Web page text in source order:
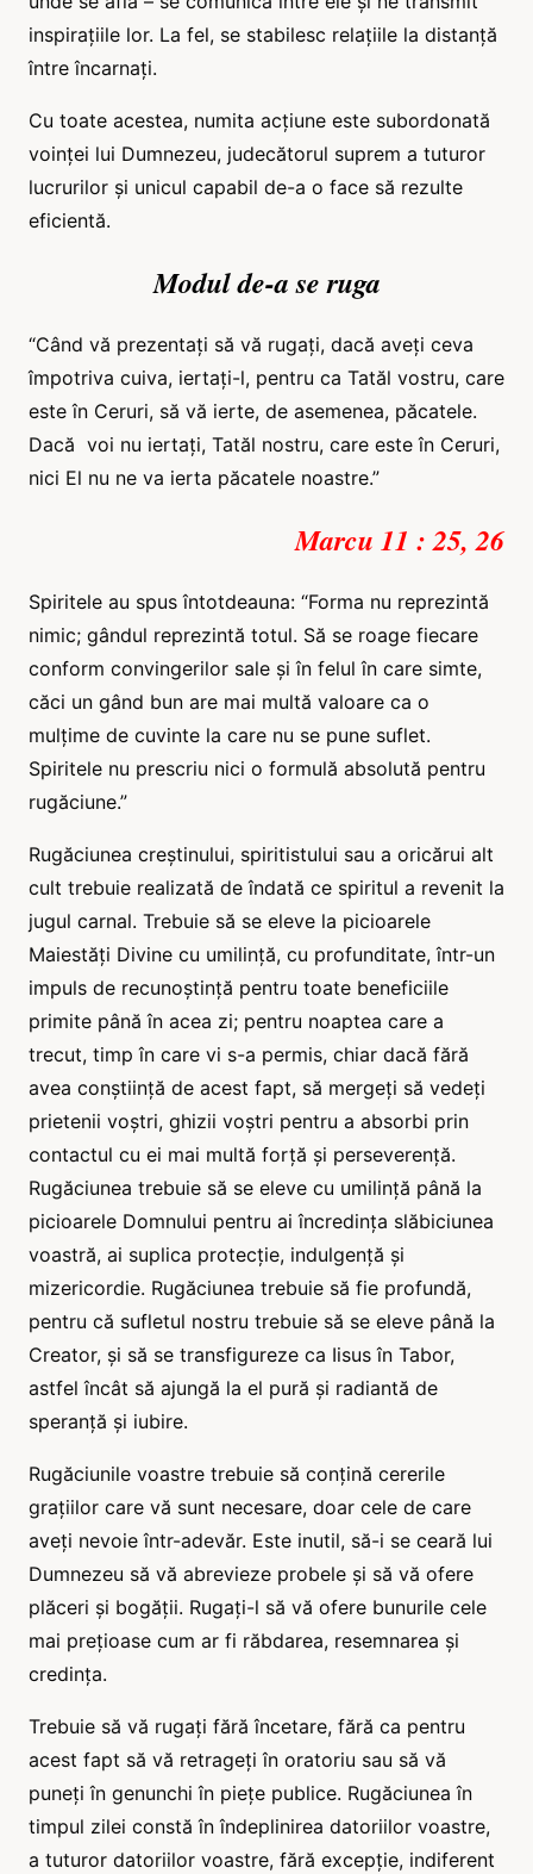
inspirațiile lor. La fel, se stabilesc relațiile la distanță
între încarnați.
Cu toate acestea, numita acțiune este subordonată
voinței lui Dumnezeu, judecătorul suprem a tuturor
lucrurilor și unicul capabil de-a o face să rezulte
eficientă.
Modul de-a se ruga
“Când vă prezentați să vă rugați, dacă aveți ceva
împotriva cuiva, iertați-l, pentru ca Tatăl vostru, care
este în Ceruri, să vă ierte, de asemenea, păcatele.
Dacă voi nu iertați, Tatăl nostru, care este în Ceruri,
nici El nu ne va ierta păcatele noastre.”
Marcu 11 : 25, 26
Spiritele au spus întotdeauna: “Forma nu reprezintă
nimic; gândul reprezintă totul. Să se roage fiecare
conform convingerilor sale și în felul în care simte,
căci un gând bun are mai multă valoare ca o
mulțime de cuvinte la care nu se pune suflet.
Spiritele nu prescriu nici o formulă absolută pentru
rugăciune.”
Rugăciunea creștinului, spiritistului sau a oricărui alt
cult trebuie realizată de îndată ce spiritul a revenit la
jugul carnal. Trebuie să se eleve la picioarele
Maiestăți Divine cu umilință, cu profunditate, într-un
impuls de recunoștință pentru toate beneficiile
primite până în acea zi; pentru noaptea care a
trecut, timp în care vi s-a permis, chiar dacă fără
avea conștiință de acest fapt, să mergeți să vedeți
prietenii voștri, ghizii voștri pentru a absorbi prin
contactul cu ei mai multă forță și perseverență.
Rugăciunea trebuie să se eleve cu umilință până la
picioarele Domnului pentru ai încredința slăbiciunea
voastră, ai suplica protecție, indulgență și
mizericordie. Rugăciunea trebuie să fie profundă,
pentru că sufletul nostru trebuie să se eleve până la
Creator, și să se transfigureze ca Iisus în Tabor,
astfel încât să ajungă la el pură şi radiantă de
speranță şi iubire.
Rugăciunile voastre trebuie să conțină cererile
grațiilor care vă sunt necesare, doar cele de care
aveți nevoie într-adevăr. Este inutil, să-i se ceară lui
Dumnezeu să vă abrevieze probele și să vă ofere
plăceri și bogății. Rugați-l să vă ofere bunurile cele
mai prețioase cum ar fi răbdarea, resemnarea și
credința.
Trebuie să vă rugați fără încetare, fără ca pentru
acest fapt să vă retrageți în oratoriu sau să vă
puneți în genunchi în piețe publice. Rugăciunea în
timpul zilei constă în îndeplinirea datoriilor voastre,
a tuturor datoriilor voastre, fără excepție, indiferent